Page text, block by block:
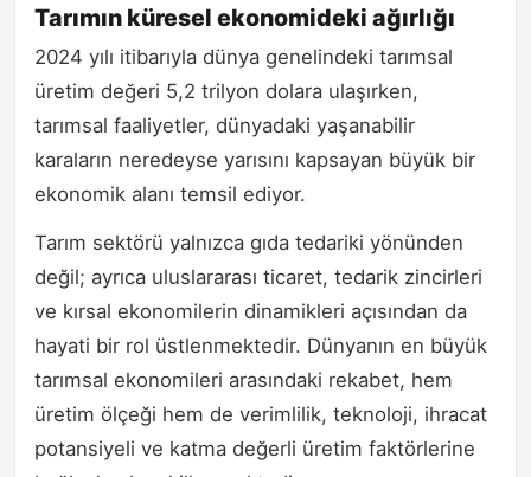
Tarımın küresel ekonomideki ağırlığı
2024 yılı itibarıyla dünya genelindeki tarımsal
üretim değeri 5,2 trilyon dolara ulaşırken,
tarımsal faaliyetler, dünyadaki yaşanabilir
karaların neredeyse yarısını kapsayan büyük bir
ekonomik alanı temsil ediyor.
Tarım sektörü yalnızca gıda tedariki yönünden
değil; ayrıca uluslararası ticaret, tedarik zincirleri
ve kırsal ekonomilerin dinamikleri açısından da
hayati bir rol üstlenmektedir. Dünyanın en büyük
tarımsal ekonomileri arasındaki rekabet, hem
üretim ölçeği hem de verimlilik, teknoloji, ihracat
potansiyeli ve katma değerli üretim faktörlerine